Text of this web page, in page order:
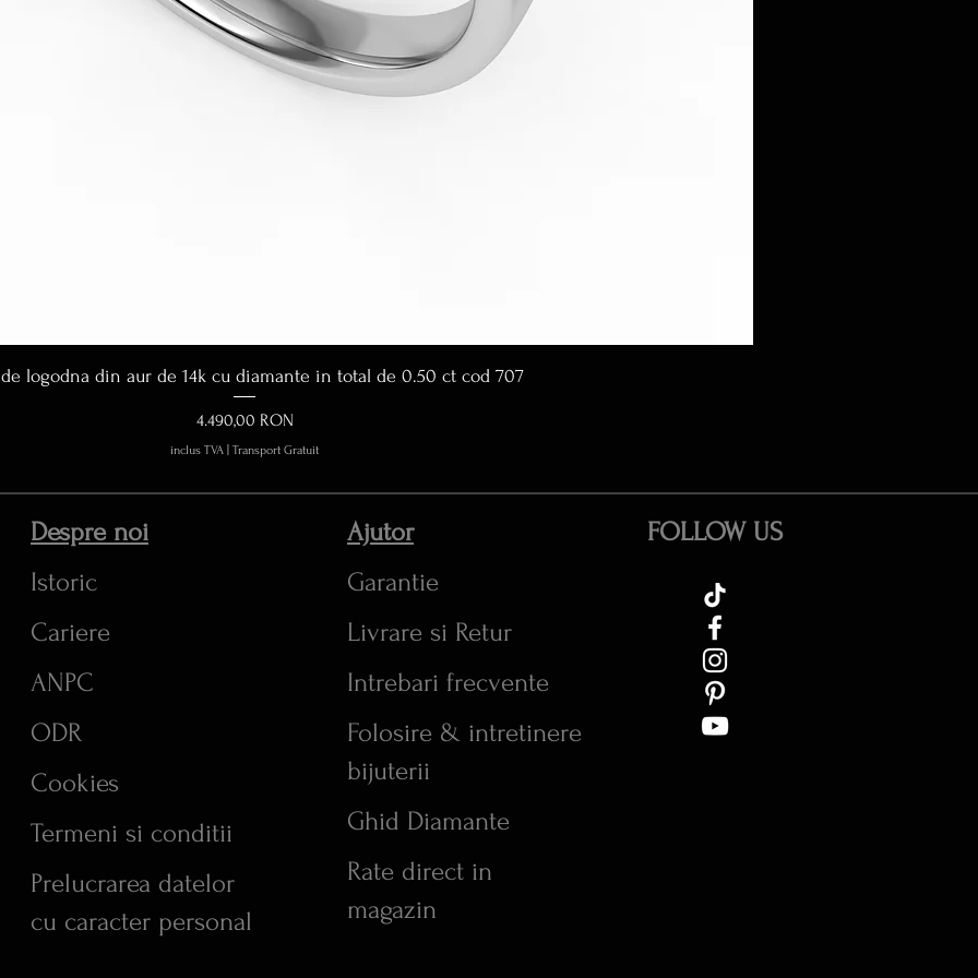
Afișare rapidă
logodna din aur de 14k cu diamante in total de 0.50 ct cod 707
Preț
4.490,00 RON
inclus TVA Transport Gratuit
Despre noi
Istoric
Cariere
ANPC
ODR
Cookies
Termeni si conditii
Prelucrarea datelor
cu caracter personal
Ajutor
FOLLOW US
Garantie
Livrare si Retur
Intrebari frecvente
Folosire & intretinere
bijuterii
Ghid Diamante
Rate direct in
magazin